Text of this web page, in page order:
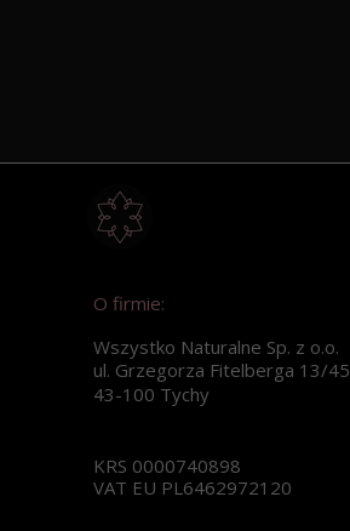
O firmie:
Wszystko Naturalne Sp. z o.o.
ul. Grzegorza Fitelberga 13/45
43-100 Tychy
KRS 0000740898
VAT EU PL6462972120